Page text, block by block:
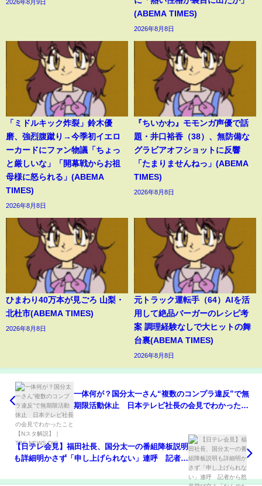
2026年8月9日
(ABEMA TIMES)
2026年8月8日
「ミドルキック炸裂」鈴木優
磨、強烈腹蹴り→今季初イエロ
ーカードにファン物議「ちょっ
と厳しいな」「開幕戦からお祖
母様に怒られる」(ABEMA
TIMES)
2026年8月8日
『ちいかわ』モモンガ声優で話
題・井口裕香（38）、無防備な
グラビアオフショットに反響
「たまりませんねっ」(ABEMA
TIMES)
2026年8月8日
ひまわり40万本が見ごろ 山梨・
北杜市(ABEMA TIMES)
2026年8月8日
元トラック運転手（64）AIを活
用して絶品バーガーのレシピ考
案 調理経験なしで大ヒットの舞
台裏(ABEMA TIMES)
2026年8月8日
一体何が？国分太一さん“複数のコンプラ違反”で無
期限活動休止 日本テレビ社長の会見でわかったこ
【日テレ会見】福田社長、国分太一の番組降板説明
も詳細明かさず「申し上げられない」連呼 記者か
すか！」